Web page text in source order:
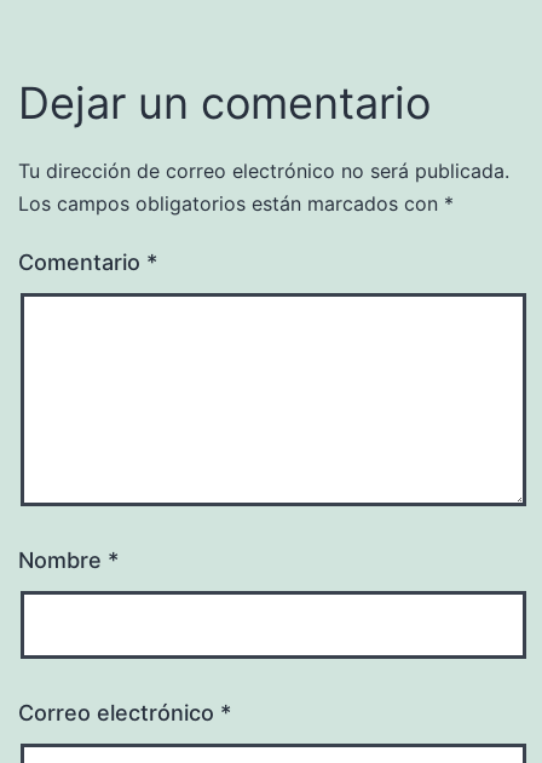
Dejar un comentario
Tu dirección de correo electrónico no será publicada.
Los campos obligatorios están marcados con *
Comentario *
Nombre *
Correo electrónico *